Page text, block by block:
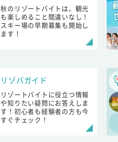
秋のリゾートバイトは、観光
も楽しめること間違いなし！
スキー場の早期募集も開始し
ます！
リゾバガイド
リゾートバイトに役立つ情報
や知りたい疑問にお答えしま
す！初心者も経験者の方も今
すぐチェック！